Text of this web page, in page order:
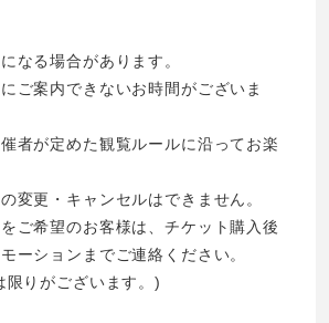
なる場合があります。
ご案内できないお時間がございま
者が定めた観覧ルールに沿ってお楽
変更・キャンセルはできません。
ご希望のお客様は、チケット購入後
ーションまでご連絡ください。
限りがございます。)